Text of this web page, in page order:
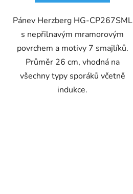
Pánev Herzberg HG-CP267SML
s nepřilnavým mramorovým
povrchem a motivy 7 smajlíků.
Průměr 26 cm, vhodná na
všechny typy sporáků včetně
indukce.